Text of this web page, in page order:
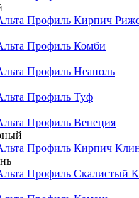
Профиль Кирпич
Профиль Комби
Профиль Неаполь
Профиль Туф
Профиль Венеция
Профиль Кирпич
Профиль Скалистый